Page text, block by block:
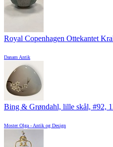
Royal Copenhagen Ottekantet
Danam Antik
Bing & Grøndahl, lille skål, #92,
Moster Olga - Antik og Design